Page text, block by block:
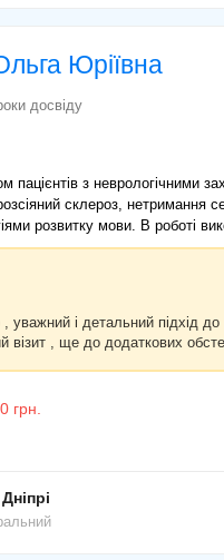
Юріївна
досвіду
пацієнтів з неврологічними
склероз, нетримання
розвитку мови. В роботі
уважний і детальний підхід до
візит , ще до додаткових
грн.